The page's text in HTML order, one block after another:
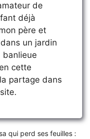
de
déjà
père et
un jardin
banlieue
cette
partage dans
qui perd ses feuilles :